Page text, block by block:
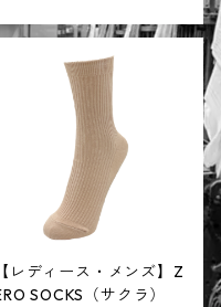
【レディース・メンズ】Z
SOCKS（サクラ）